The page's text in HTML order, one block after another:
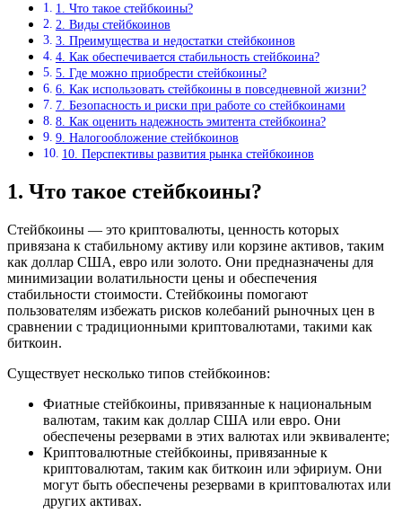
1. Что такое стейбкоины?
2. Виды стейбкоинов
3. Преимущества и недостатки стейбкоинов
4. Как обеспечивается стабильность стейбкоина?
5. Где можно приобрести стейбкоины?
6. Как использовать стейбкоины в повседневной жизни?
7. Безопасность и риски при работе со стейбкоинами
8. Как оценить надежность эмитента стейбкоина?
9. Налогообложение стейбкоинов
10. Перспективы развития рынка стейбкоинов
1. Что такое стейбкоины?
Стейбкоины — это криптовалюты, ценность которых
привязана к стабильному активу или корзине активов, таким
как доллар США, евро или золото. Они предназначены для
минимизации волатильности цены и обеспечения
стабильности стоимости. Стейбкоины помогают
пользователям избежать рисков колебаний рыночных цен в
сравнении с традиционными криптовалютами, такими как
биткоин.
Существует несколько типов стейбкоинов:
Фиатные стейбкоины, привязанные к национальным
валютам, таким как доллар США или евро. Они
обеспечены резервами в этих валютах или эквиваленте;
Криптовалютные стейбкоины, привязанные к
криптовалютам, таким как биткоин или эфириум. Они
могут быть обеспечены резервами в криптовалютах или
других активах.